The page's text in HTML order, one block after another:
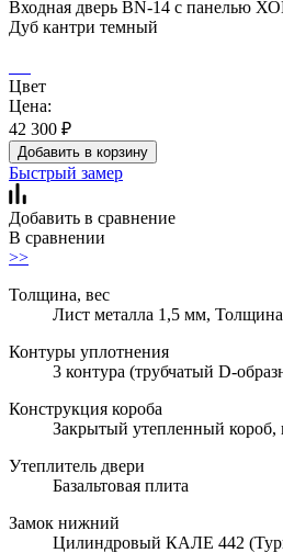
Входная дверь BN-14 с панелью
Дуб кантри темный
Цвет
Цена:
42 300 ₽
Добавить в корзину
Быстрый замер
Добавить в сравнение
В сравнении
>>
Толщина, вес
Лист металла 1,5 мм,
Контуры уплотнения
3 контура (трубчатый D-
Конструкция короба
Закрытый утепленный короб,
Утеплитель двери
Базальтовая плита
Замок нижний
Цилиндровый КАЛЕ 442